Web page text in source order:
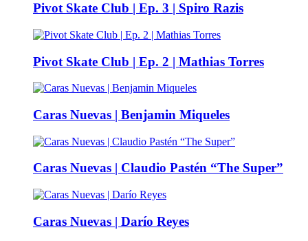
Pivot Skate Club | Ep. 3 | Spiro Razis
Pivot Skate Club | Ep. 2 | Mathias Torres
Caras Nuevas | Benjamin Miqueles
Caras Nuevas | Claudio Pastén “The Super”
Caras Nuevas | Darío Reyes